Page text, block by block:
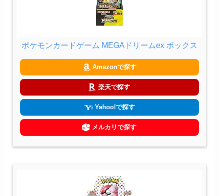
ポケモンカードゲーム MEGAドリームex ボックス
Amazonで探す
楽天で探す
Yahoo!で探す
メルカリで探す